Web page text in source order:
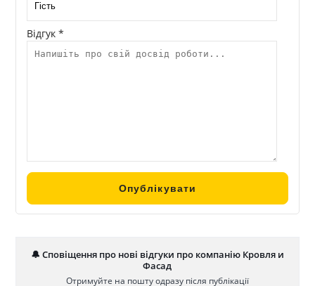
Відгук *
🔔 Сповіщення про нові відгуки про компанію Кровля и
Фасад
Отримуйте на пошту одразу після публікації